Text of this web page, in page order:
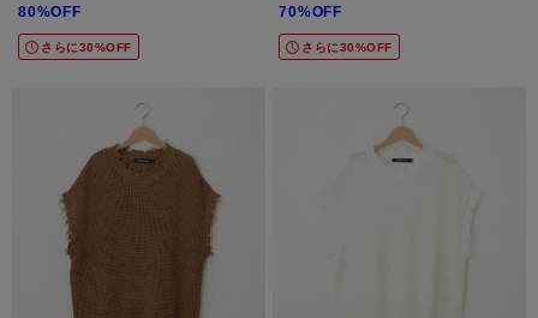
80%OFF
さらに30%OFF
70%OFF
さらに30%OFF